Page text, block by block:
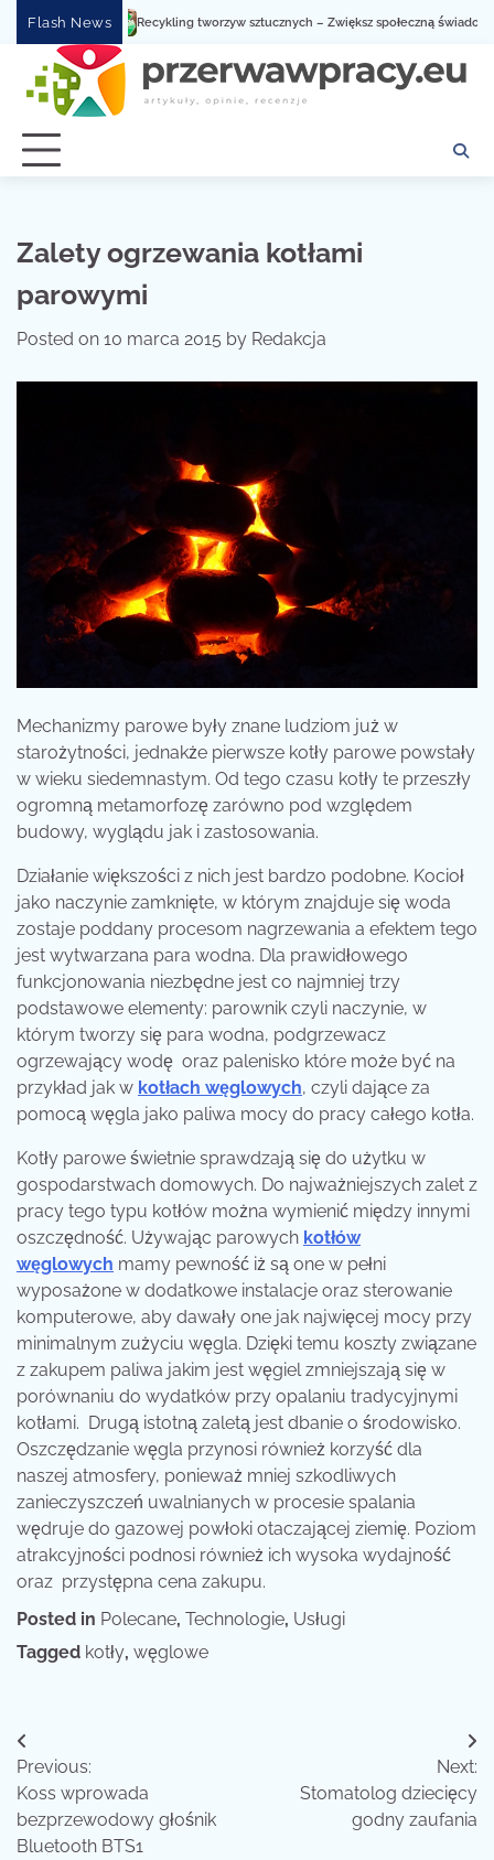
content
Flash NewsRecykling tworzyw sztucznych – Zwiększ społeczną świadomość
Zalety ogrzewania kotłami
parowymi
Posted on 10 marca 2015 by Redakcja
Mechanizmy parowe były znane ludziom już w
starożytności, jednakże pierwsze kotły parowe powstały
w wieku siedemnastym. Od tego czasu kotły te przeszły
ogromną metamorfozę zarówno pod względem
budowy, wyglądu jak i zastosowania.
Działanie większości z nich jest bardzo podobne. Kocioł
jako naczynie zamknięte, w którym znajduje się woda
zostaje poddany procesom nagrzewania a efektem tego
jest wytwarzana para wodna. Dla prawidłowego
funkcjonowania niezbędne jest co najmniej trzy
podstawowe elementy: parownik czyli naczynie, w
którym tworzy się para wodna, podgrzewacz
ogrzewający wodę oraz palenisko które może być na
przykład jak w kotłach węglowych, czyli dające za
pomocą węgla jako paliwa mocy do pracy całego kotła.
Kotły parowe świetnie sprawdzają się do użytku w
gospodarstwach domowych. Do najważniejszych zalet z
pracy tego typu kotłów można wymienić między innymi
oszczędność. Używając parowych kotłów
węglowych mamy pewność iż są one w pełni
wyposażone w dodatkowe instalacje oraz sterowanie
komputerowe, aby dawały one jak najwięcej mocy przy
minimalnym zużyciu węgla. Dzięki temu koszty związane
z zakupem paliwa jakim jest węgiel zmniejszają się w
porównaniu do wydatków przy opalaniu tradycyjnymi
kotłami. Drugą istotną zaletą jest dbanie o środowisko.
Oszczędzanie węgla przynosi również korzyść dla
naszej atmosfery, ponieważ mniej szkodliwych
zanieczyszczeń uwalnianych w procesie spalania
wędruje do gazowej powłoki otaczającej ziemię. Poziom
atrakcyjności podnosi również ich wysoka wydajność
oraz przystępna cena zakupu.
Posted in Polecane, Technologie, Usługi
Tagged kotły, węglowe
Nawigacja
wpisu
Previous:
Koss wprowada
bezprzewodowy głośnik
Bluetooth BTS1
Next:
Stomatolog dziecięcy
godny zaufania